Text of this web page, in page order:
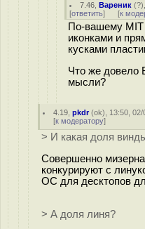
7.46 ,Вареник (?
[ответить] [к
По-вашему
иконками и
кусками
Что же довело
мысли?
4.19 ,pkdr(ok), 13:50, 02/
[к модератору]
> И какая доля
Совершенно
конкурируют с
ОС для десктопов
> А доля линя?